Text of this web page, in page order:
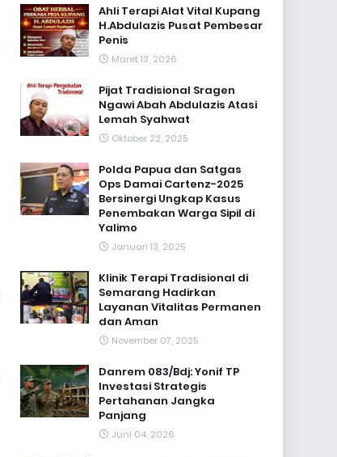
Ahli Terapi Alat Vital Kupang
H.Abdulazis Pusat Pembesar
Penis
Maret 13, 2026
Pijat Tradisional Sragen
Ngawi Abah Abdulazis Atasi
Lemah Syahwat
Oktober 22, 2025
Polda Papua dan Satgas
Ops Damai Cartenz-2025
Bersinergi Ungkap Kasus
Penembakan Warga Sipil di
Yalimo
Januari 13, 2025
Klinik Terapi Tradisional di
Semarang Hadirkan
Layanan Vitalitas Permanen
dan Aman
November 07, 2025
Danrem 083/Bdj: Yonif TP
Investasi Strategis
Pertahanan Jangka
Panjang
Juni 04, 2026